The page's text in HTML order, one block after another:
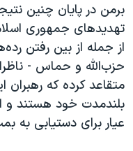
برمن در پایان چنین
تهدیدهای جمهوری
از جمله از بین رفتن
حزب‌الله و حماس -
متقاعد کرده که رهبران
بلندمدت خود هستند و
عیار برای دستیابی به